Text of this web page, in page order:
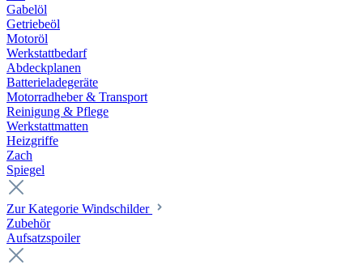
Gabelöl
Getriebeöl
Motoröl
Werkstattbedarf
Abdeckplanen
Batterieladegeräte
Motorradheber & Transport
Reinigung & Pflege
Werkstattmatten
Heizgriffe
Zach
Spiegel
Zur Kategorie Windschilder
Zubehör
Aufsatzspoiler